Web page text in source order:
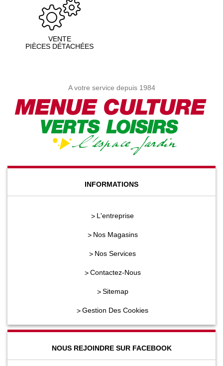
VENTE
PIÈCES DÉTACHÉES
A votre service depuis 1984
INFORMATIONS
L'entreprise
Nos Magasins
Nos Services
Contactez-Nous
Sitemap
Gestion Des Cookies
NOUS REJOINDRE SUR FACEBOOK